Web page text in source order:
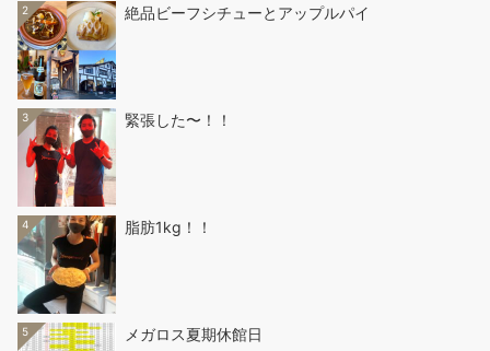
2 絶品ビーフシチューとアップルパイ
3 緊張した〜！！
4 脂肪1kg！！
5 メガロス夏期休館日